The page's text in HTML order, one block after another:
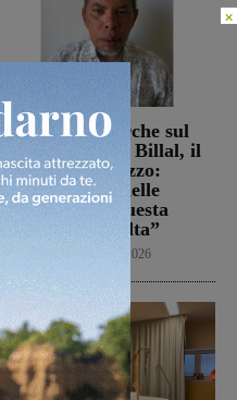
Sospese le ricerche sul
campo di Miah Billal, il
Prefetto di Arezzo:
“L’attenzione delle
istituzioni su questa
vicenda resta alta”
Cronaca 6 Agosto 2026
×